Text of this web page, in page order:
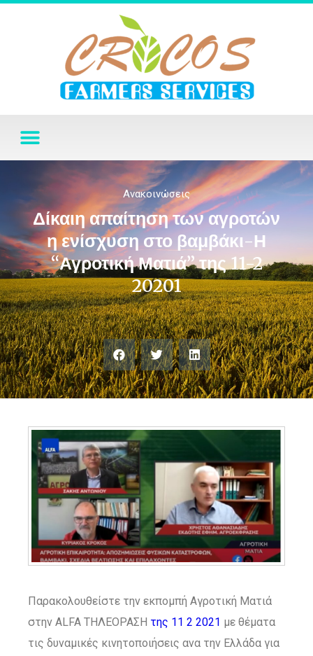
Ανακοινώσεις
Δίκαιη απαίτηση των αγροτών
η ενίσχυση στο βαμβάκι-Η
“Αγροτική Ματιά” της 11-2
20201
Παρακολουθείστε την εκπομπή Αγροτική Ματιά
στην ALFA ΤΗΛΕΟΡΑΣΗ της 11 2 2021 με θέματα
τις δυναμικές κινητοποιήσεις ανα την Ελλάδα για